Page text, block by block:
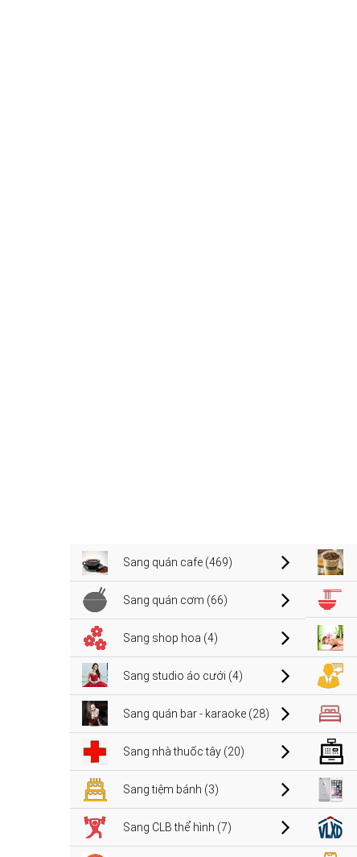
Sang quán cafe (469)
Sang quán cơm (66)
Sang shop hoa (4)
Sang studio áo cưới (4)
Sang quán bar - karaoke (28)
Sang nhà thuốc tây (20)
Sang tiệm bánh (3)
Sang CLB thể hình (7)